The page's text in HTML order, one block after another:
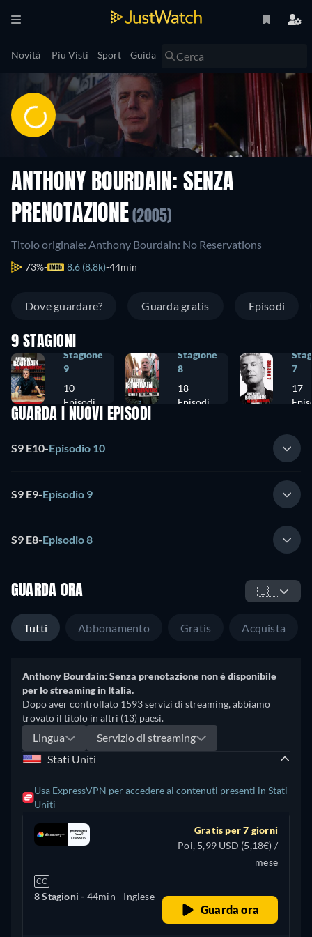
Novità Piu Visti Sport Guida
ANTHONY BOURDAIN: SENZA
PRENOTAZIONE (2005)
Titolo originale: Anthony Bourdain: No Reservations
73% 8.6 (8.8k) 44min
Dove guardare? Guarda gratis Episodi
9 STAGIONI
Stagione
9
10
Episodi
Stagione
8
18
Episodi
7
17
GUARDA I NUOVI EPISODI
S9 E10-Episodio 10
S9 E9-Episodio 9
S9 E8-Episodio 8
GUARDA ORA 🇮🇹
Tutti Abbonamento Gratis Acquista
Anthony Bourdain: Senza prenotazione non è disponibile
per lo streaming in Italia.
Dopo aver controllato 1593 servizi di streaming, abbiamo
trovato il titolo in altri (13) paesi.
Lingua
Servizio di streaming
Stati Uniti
Usa ExpressVPN per accedere ai contenuti presenti in Stati
Uniti
CC
8 Stagioni - 44min - Inglese
Gratis per 7 giorni
Poi, 5,99 USD (5,18€) /
mese
Guarda ora